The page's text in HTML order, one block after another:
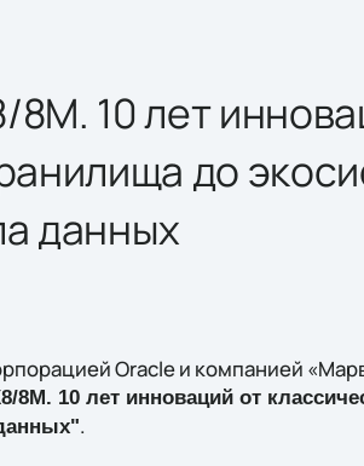
8M. 10 лет
до
данных
Oracle и компанией
8M. 10 лет инноваций от
.